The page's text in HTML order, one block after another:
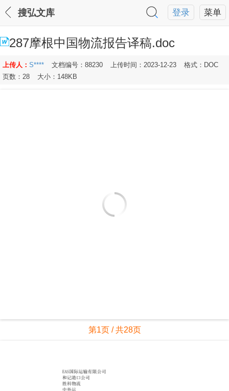
菜单
登录
搜弘文库
287摩根中国物流报告译稿.doc
上传人： S**** 文档编号：88230 上传时间：2023-12-23
格式：DOC
页数：28
大小：148KB
第1页 / 共28页